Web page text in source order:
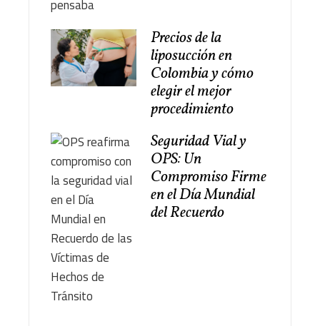
Precios de la
liposucción en
Colombia y cómo
elegir el mejor
procedimiento
Seguridad Vial y
OPS: Un
Compromiso Firme
en el Día Mundial
del Recuerdo